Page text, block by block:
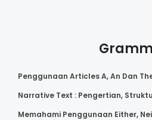
Penggunaan Articles A, An Dan
Narrative Text : Pengertian,
Memahami Penggunaan Either,